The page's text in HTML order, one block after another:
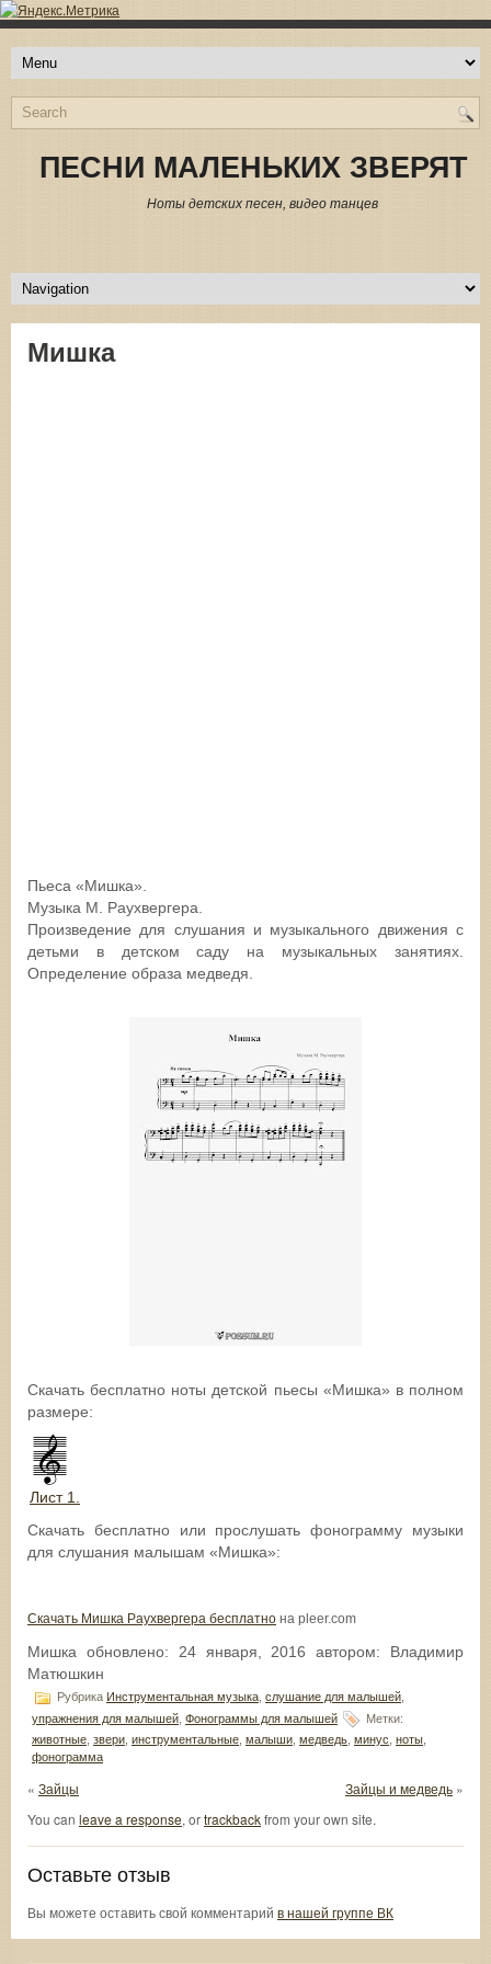
ПЕСНИ МАЛЕНЬКИХ ЗВЕРЯТ
Ноты детских песен, видео танцев
Мишка
Пьеса «Мишка».
Музыка М. Раухвергера.
Произведение для слушания и музыкального движения с
детьми в детском саду на музыкальных занятиях.
Определение образа медведя.
Скачать бесплатно ноты детской пьесы «Мишка» в полном
размере:
Лист 1.
Скачать бесплатно или прослушать фонограмму музыки
для слушания малышам «Мишка»:
Cкачать Мишка Раухвергера бесплатно на pleer.com
Мишка обновлено: 24 января, 2016 автором: Владимир
Матюшкин
Рубрика Инструментальная музыка слушание для малышей
упражнения для малышей Фонограммы для малышей
Метки:
животные звери инструментальные малыши медведь минус ноты
фонограмма
« Зайцы Зайцы и медведь »
You can leave a response, ortrackbackfrom your own site.
Оставьте отзыв
Вы можете оставить свой комментарий в нашей группе ВК